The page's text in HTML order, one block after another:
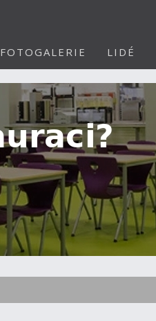
FOTOGALERIE LIDÉ